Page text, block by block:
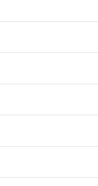
，”陈在野的语气甚
。 干什么都有骨